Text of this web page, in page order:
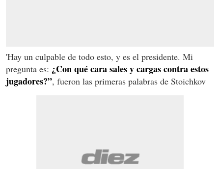
'Hay un culpable de todo esto, y es el presidente. Mi
pregunta es: ¿Con qué cara sales y cargas contra estos
jugadores?”, fueron las primeras palabras de Stoichkov